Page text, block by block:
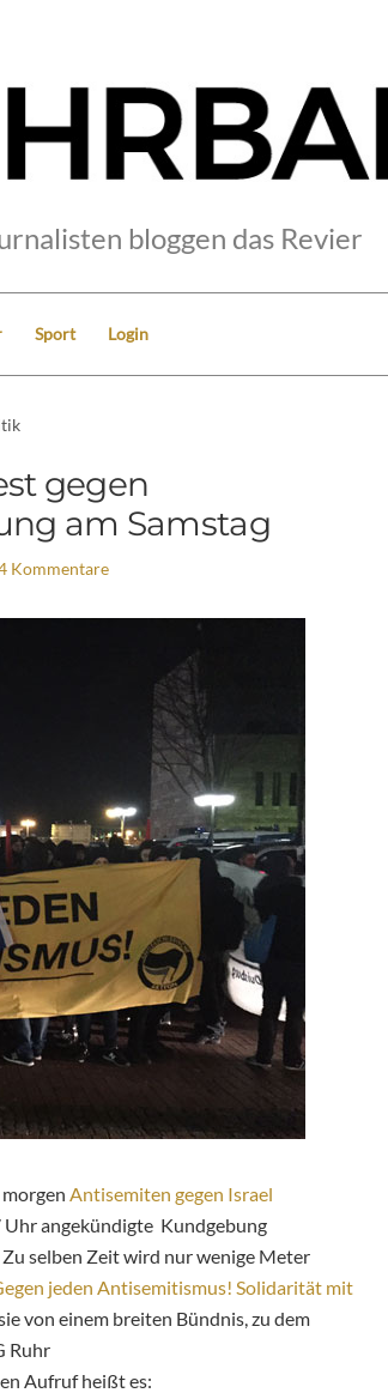
bloggen das Revier
Sport Login
gegen
am Samstag
Kommentare
Antisemiten gegen Israel
Uhr angekündigte Kundgebung
selben Zeit wird nur wenige Meter
jeden Antisemitismus! Solidarität mit
von einem breiten Bündnis, zu dem
Ruhr
Aufruf heißt es: